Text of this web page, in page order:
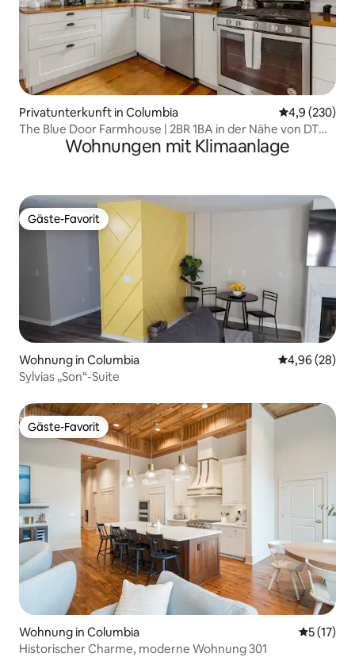
Privatunterkunft in Columbia
4,9 (230)
The Blue Door Farmhouse | 2BR 1BA in der Nähe von DT
Wohnungen mit Klimaanlage
Gäste-Favorit
Gäste-Favorit
Wohnung in Columbia
4,96 (28)
Sylvias „Son“-Suite
Gäste-Favorit
Gäste-Favorit
Wohnung in Columbia
5 (17)
Historischer Charme, moderne Wohnung 301